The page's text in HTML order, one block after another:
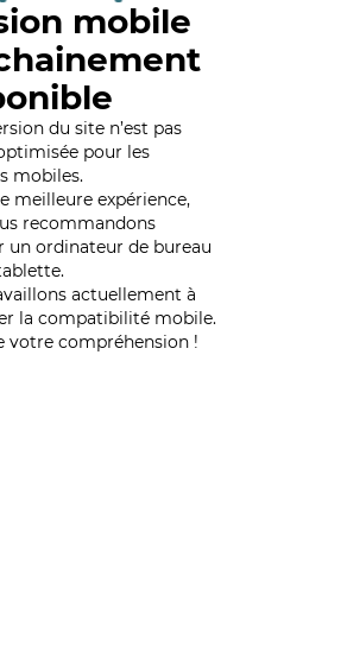
mobile
du site n’est pas
pour les
mobiles.
meilleure expérience,
recommandons
un ordinateur de bureau
actuellement à
la compatibilité mobile.
votre compréhension !